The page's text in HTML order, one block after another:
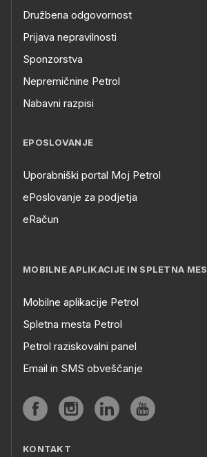
Družbena odgovornost
Prijava nepravilnosti
Sponzorstva
Nepremičnine Petrol
Nabavni razpisi
EPOSLOVANJE
Uporabniški portal Moj Petrol
ePoslovanje za podjetja
eRačun
MOBILNE APLIKACIJE IN SPLETNA
Mobilne aplikacije Petrol
Spletna mesta Petrol
Petrol raziskovalni panel
Email in SMS obveščanje
KONTAKT